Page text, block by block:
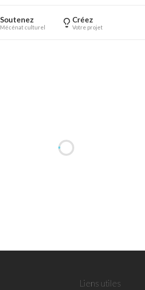
Soutenez
Mécénat culturel
Créez
Votre projet
Liens utiles